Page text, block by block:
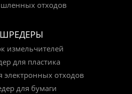
отходов
ШРЕДЕРЫ
измельчителей
для пластика
электронных отходов
для бумаги